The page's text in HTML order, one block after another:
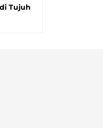
Tujuh